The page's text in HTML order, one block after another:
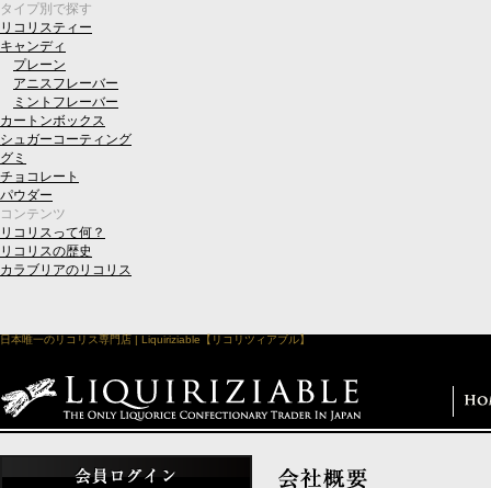
タイプ別で探す
リコリスティー
キャンディ
プレーン
アニスフレーバー
ミントフレーバー
カートンボックス
シュガーコーティング
グミ
チョコレート
パウダー
コンテンツ
リコリスって何？
リコリスの歴史
カラブリアのリコリス
日本唯一のリコリス専門店 | Liquiriziable【リコリツィアブル】